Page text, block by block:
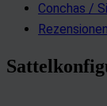
Conchas /